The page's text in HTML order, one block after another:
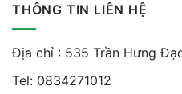
THÔNG TIN LIÊN HỆ
Địa chỉ : 535 Trần Hưng
Tel: 0834271012